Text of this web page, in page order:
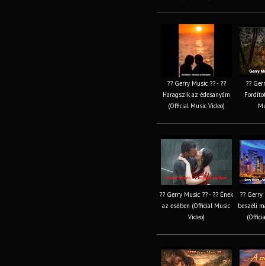
?? Gerry Music ?? - ??
Haragszik az édesanyám
(Official Music Video)
??
?? Gerry Music ?? - ?? Ének
az esőben (Official Music
Video)
?? Gerry
beszéli